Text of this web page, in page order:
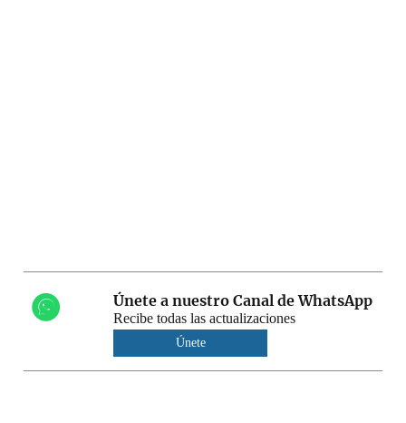
Únete a nuestro Canal de WhatsApp
Recibe todas las actualizaciones
Únete